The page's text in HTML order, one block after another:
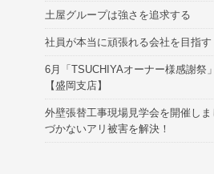
土屋グループは強さを追求する
社員が本当に頑張れる会社を目指す
6月「TSUCHIYAオーナー様感謝祭
【盛岡支店】
外壁張替工事現場見学会を開催し
づかないアリ被害を解決！